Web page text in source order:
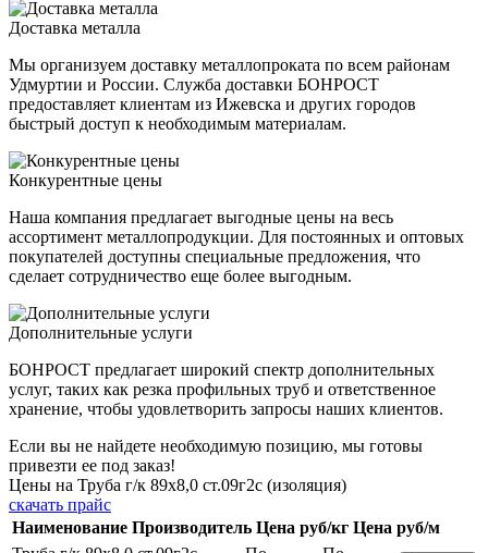
Доставка металла
Мы организуем доставку металлопроката по всем районам
Удмуртии и России. Служба доставки БОНРОСТ
предоставляет клиентам из Ижевска и других городов
быстрый доступ к необходимым материалам.
Конкурентные цены
Наша компания предлагает выгодные цены на весь
ассортимент металлопродукции. Для постоянных и оптовых
покупателей доступны специальные предложения, что
сделает сотрудничество еще более выгодным.
Дополнительные услуги
БОНРОСТ предлагает широкий спектр дополнительных
услуг, таких как резка профильных труб и ответственное
хранение, чтобы удовлетворить запросы наших клиентов.
Если вы не найдете необходимую позицию, мы готовы
привезти ее под заказ!
Цены на Труба г/к 89х8,0 ст.09г2с (изоляция)
скачать прайс
Наименование Производитель Цена руб/кг Цена руб/м